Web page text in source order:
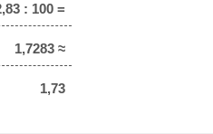
: 100 =
1,7283 ≈
1,73